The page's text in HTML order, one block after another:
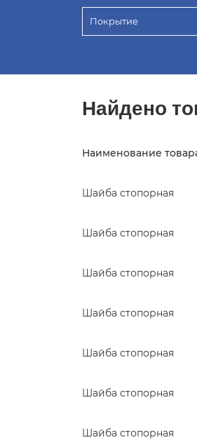
Покрытие
Найдено
Наименование
Шайба стопорная
Шайба стопорная
Шайба стопорная
Шайба стопорная
Шайба стопорная
Шайба стопорная
Шайба стопорная